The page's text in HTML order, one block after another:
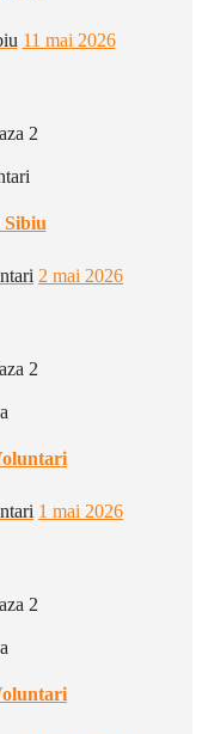
11 mai 2026
2
2 mai 2026
2
1 mai 2026
2